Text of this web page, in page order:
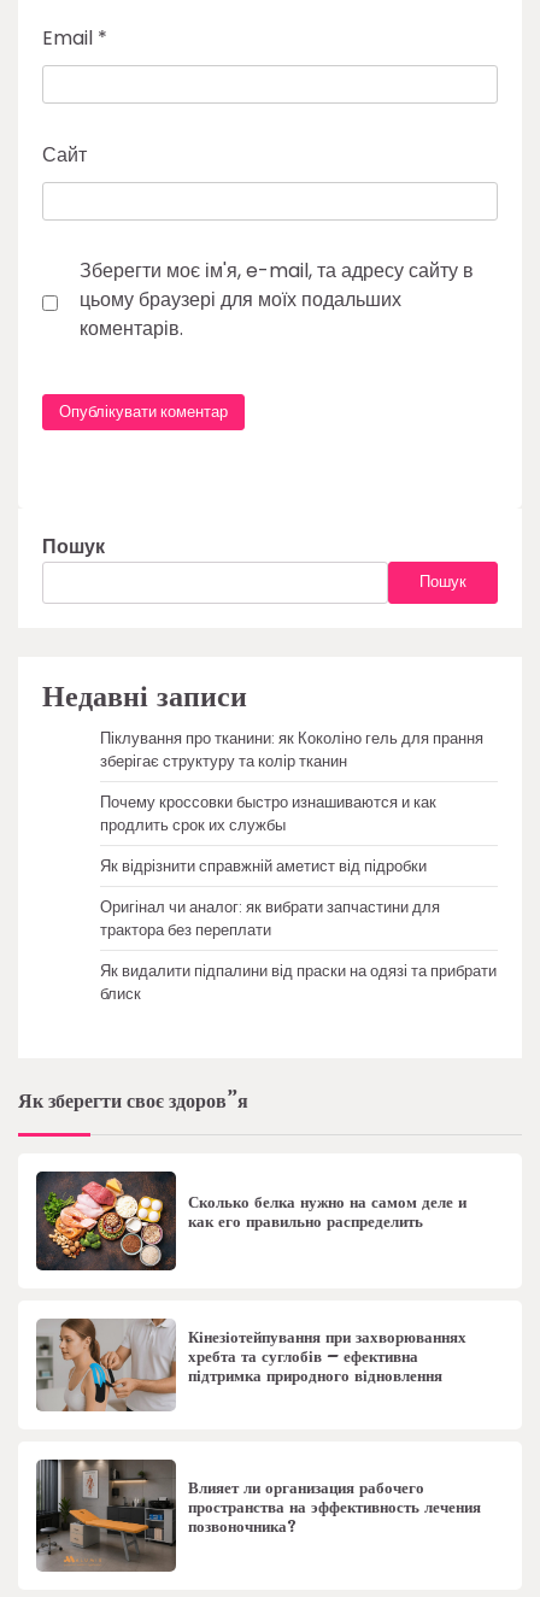
Email *
Сайт
Зберегти моє ім'я, e-mail, та адресу сайту в
цьому браузері для моїх подальших
коментарів.
Пошук
Пошук
Недавні записи
Піклування про тканини: як Коколіно гель для прання
зберігає структуру та колір тканин
Почему кроссовки быстро изнашиваются и как
продлить срок их службы
Як відрізнити справжній аметист від підробки
Оригінал чи аналог: як вибрати запчастини для
трактора без переплати
Як видалити підпалини від праски на одязі та прибрати
блиск
Як зберегти своє здоров”я
Сколько белка нужно на самом деле и
как его правильно распределить
Кінезіотейпування при захворюваннях
хребта та суглобів – ефективна
підтримка природного відновлення
Влияет ли организация рабочего
пространства на эффективность лечения
позвоночника?